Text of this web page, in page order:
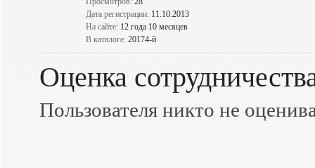
Дата регистрации: 11.10.2013
На сайте: 12 года 10 месяцев
В каталоге: 20174-й
Оценка
Пользователя никто не